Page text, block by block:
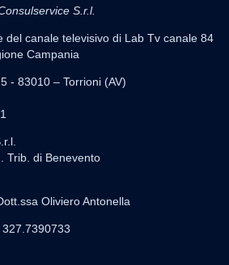
S.r.l.
del canale televisivo di Lab Tv canale 84
Campania
- 83010 – Torrioni (AV)
Trib. di Benevento
Oliviero Antonella